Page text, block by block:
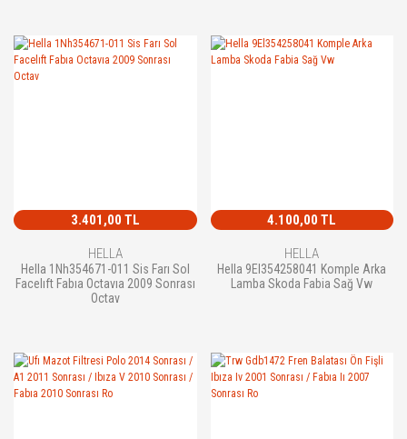
3.401,00 TL
HELLA
Hella 1Nh354671-011 Sis Farı Sol
Facelıft Fabıa Octavıa 2009 Sonrası
Octav
4.100,00 TL
HELLA
Hella 9El354258041 Komple Arka
Lamba Skoda Fabia Sağ Vw